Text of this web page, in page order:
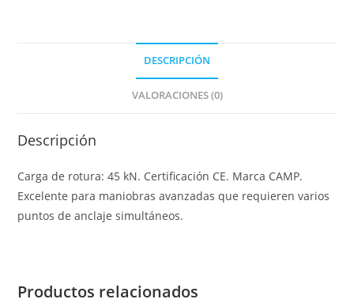
DESCRIPCIÓN
VALORACIONES (0)
Descripción
Carga de rotura: 45 kN. Certificación CE. Marca CAMP.
Excelente para maniobras avanzadas que requieren varios
puntos de anclaje simultáneos.
Productos relacionados